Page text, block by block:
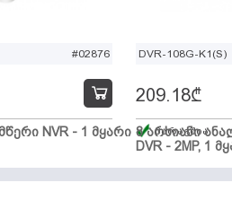
#02876
NVR - 1 მყარი
DVR-108G-K1(S)
8 არხიანი
DVR - 2MP, 1
209.18₾
მარაგშია